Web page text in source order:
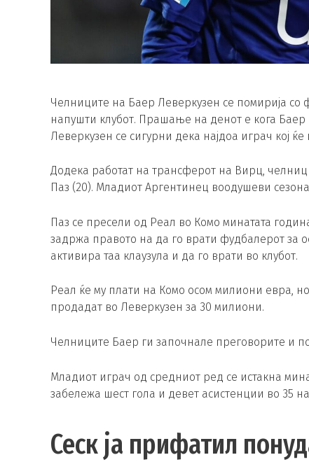
Челниците на Баер Леверкузен се помирија со
напушти клубот. Прашање на денот е кога
Леверкузен се сигурни дека најдоа играч кој
Додека работат на трансферот на Вирц,
Паз (20). Младиот Аргентинец воодушеви
Паз се пресели од Реал во Комо минатата
задржа правото на да го врати фудбалерот за
активира таа клаузула и да го врати во клубот.
Реал ќе му плати на Комо осом милиони евра,
продадат во Леверкузен за 30 милиони.
Челниците Баер ги започнале преговорите и
Младиот играч од средниот ред се истакна
забележа шест гола и девет асистенции во 35
Сеск ја прифатил